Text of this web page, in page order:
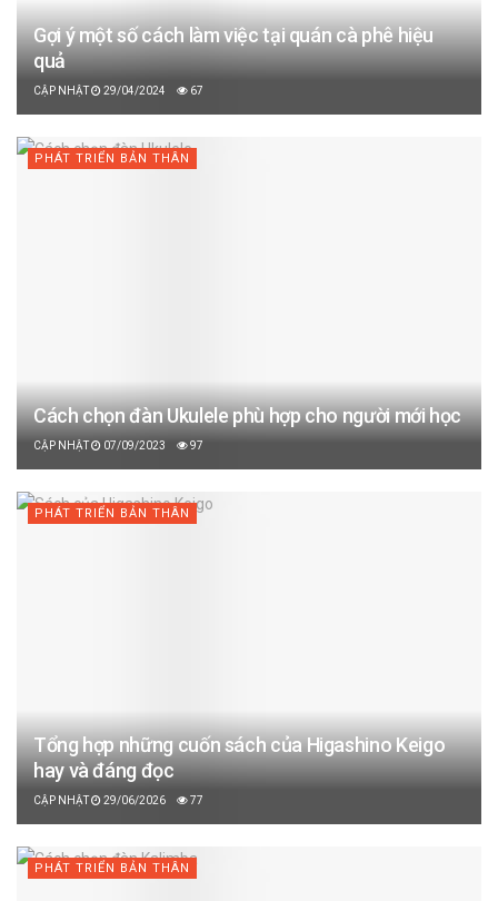
Gợi ý một số cách làm việc tại quán cà phê hiệu
quả
29/04/2024 67
PHÁT TRIỂN BẢN THÂN
Cách chọn đàn Ukulele phù hợp cho người mới học
07/09/2023 97
PHÁT TRIỂN BẢN THÂN
Tổng hợp những cuốn sách của Higashino Keigo
hay và đáng đọc
29/06/2026 77
PHÁT TRIỂN BẢN THÂN